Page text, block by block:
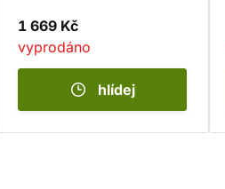
1 669 Kč
vyprodáno
hlídej